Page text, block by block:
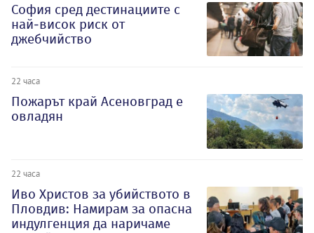
София сред дестинациите с
най-висок риск от
джебчийство
22 часа
Пожарът край Асеновград е
овладян
22 часа
Иво Христов за убийството в
Пловдив: Намирам за опасна
индулгенция да наричаме